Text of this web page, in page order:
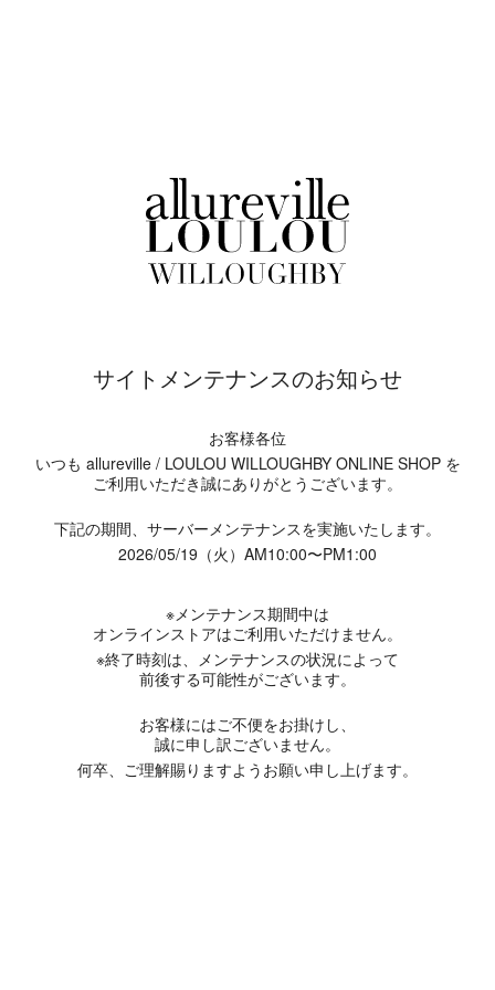
サイトメンテナンスのお知らせ
お客様各位
いつも allureville / LOULOU WILLOUGHBY ONLINE SHOP を
ご利用いただき誠にありがとうございます。
下記の期間、サーバーメンテナンスを実施いたします。
2026/05/19（火）AM10:00〜PM1:00
※メンテナンス期間中は
オンラインストアはご利用いただけません。
※終了時刻は、メンテナンスの状況によって
前後する可能性がございます。
お客様にはご不便をお掛けし、
誠に申し訳ございません。
何卒、ご理解賜りますようお願い申し上げます。